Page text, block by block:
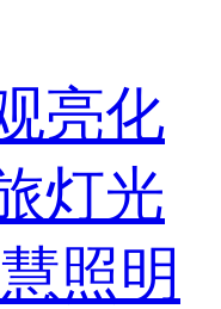
亮化
灯光
照明